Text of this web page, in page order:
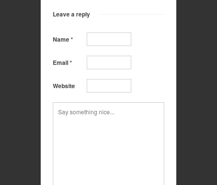
Leave a reply
Name*
Email*
Website